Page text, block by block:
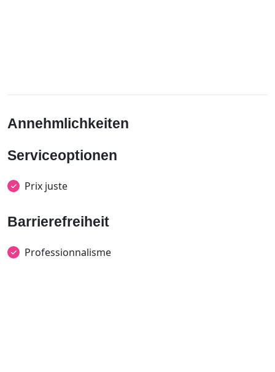
Annehmlichkeiten
Serviceoptionen
Prix juste
Barrierefreiheit
Professionnalisme